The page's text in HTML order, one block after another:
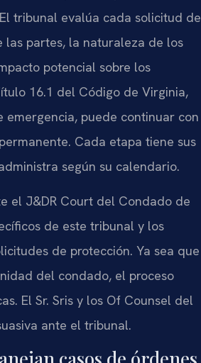
tribunal evalúa cada solicitud de
partes, la naturaleza de los
potencial sobre los
16.1 del Código de Virginia,
emergencia, puede continuar con
Cada etapa tiene sus
según su calendario.
el J&DR Court del Condado de
de este tribunal y los
de protección. Ya sea que
del condado, el proceso
El Sr. Sris y los Of Counsel del
ante el tribunal.